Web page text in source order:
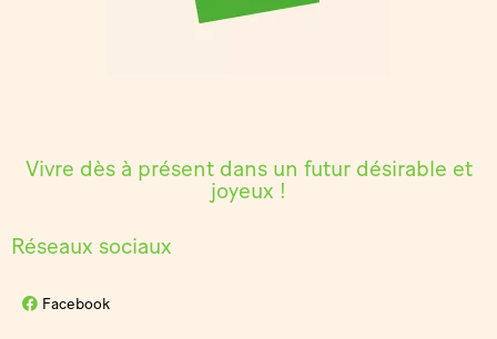
Vivre dès à présent dans un futur désirable et
joyeux !
Réseaux sociaux
Facebook